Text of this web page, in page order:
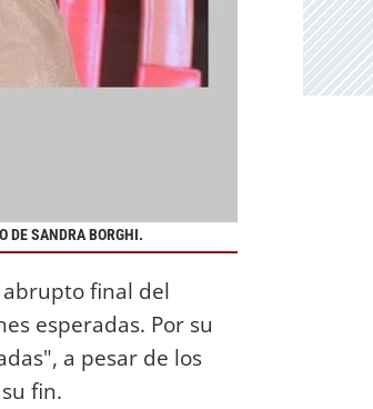
DE SANDRA BORGHI.
abrupto final del
esperadas. Por su
a pesar de los
fin.